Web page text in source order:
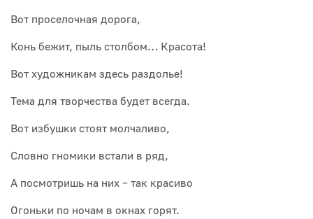
Вот проселочная дорога,
Конь бежит, пыль столбом… Красота!
Вот художникам здесь раздолье!
Тема для творчества будет всегда.
Вот избушки стоят молчаливо,
Словно гномики встали в ряд,
А посмотришь на них – так красиво
Огоньки по ночам в окнах горят.